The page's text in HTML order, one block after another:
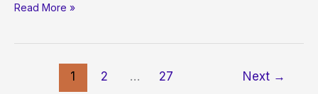
Como
Funcionários:
Read More »
1 2 … 27 Next →